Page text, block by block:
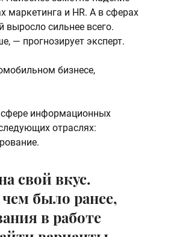
маркетинга и HR. А в сферах
сильнее всего.
— прогнозирует эксперт.
бизнесе,
сфере информационных
отраслях:
свой вкус.
было ранее,
в работе